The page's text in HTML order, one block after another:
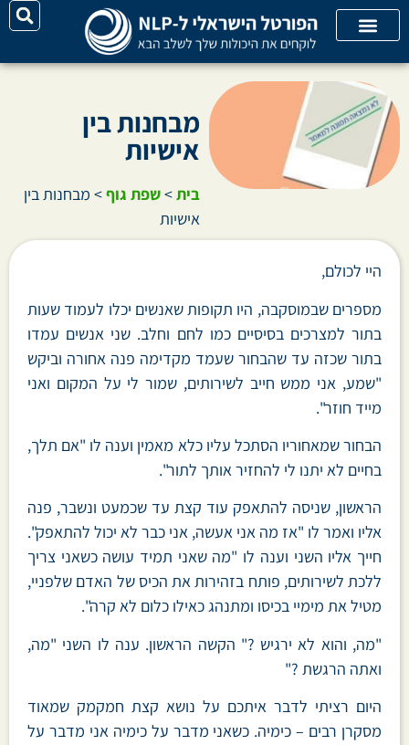
מבחנות בין
אישיות
בית>שפת גוף> מבחנות בין
אישיות
היי לכולם,
מספרים שבמוסקבה, היו תקופות שאנשים יכלו לעמוד שעות
בתור למצרכים בסיסיים כמו לחם וחלב. שני אנשים עמדו
בתור שכזה עד שהבחור שעמד מקדימה פנה אחורה וביקש
"שמע, אני ממש חייב לשירותים, שמור לי על המקום ואני
מייד חוזר".
הבחור שמאחוריו הסתכל עליו כלא מאמין וענה לו "אם תלך,
בחיים לא יתנו לי להחזיר אותך לתור".
הראשון, שניסה להתאפק עוד קצת עד שכמעט ונשבר, פנה
אליו ואמר לו "אז מה אני אעשה, אני כבר לא יכול להתאפק".
חייך אליו השני וענה לו "מה שאני תמיד עושה כשאני צריך
ללכת לשירותים, פותח בזהירות את הכיס של האדם שלפניי,
מטיל את מימיי בכיסו ומתנהג כאילו כלום לא קרה".
"מה, והוא לא ירגיש ?" הקשה הראשון. ענה לו השני "מה,
ואתה הרגשת ?"
היום רציתי לדבר איתכם על נושא קצת חמקמק שמאוד
מסקרן רבים – כימיה. כשאני מדבר על כימיה אני מדבר על